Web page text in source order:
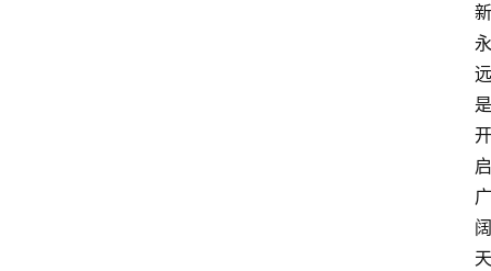
新
永
远
是
开
启
广
阔
天